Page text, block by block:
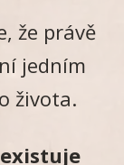
že právě
jedním
života.